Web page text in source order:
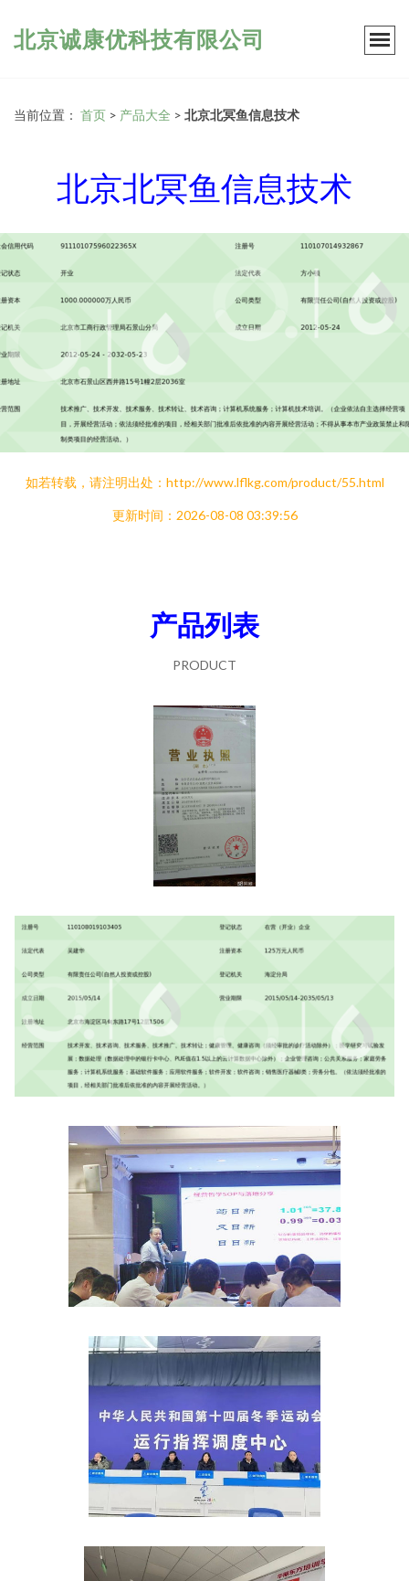
北京诚康优科技有限公司
当前位置： 首页 > 产品大全 > 北京北冥鱼信息技术
北京北冥鱼信息技术
如若转载，请注明出处：http://www.lflkg.com/product/55.html
更新时间：2026-08-08 03:39:56
产品列表
PRODUCT